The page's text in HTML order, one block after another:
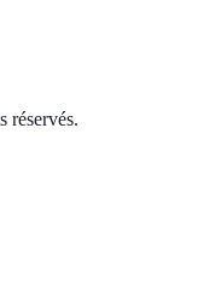
réservés.